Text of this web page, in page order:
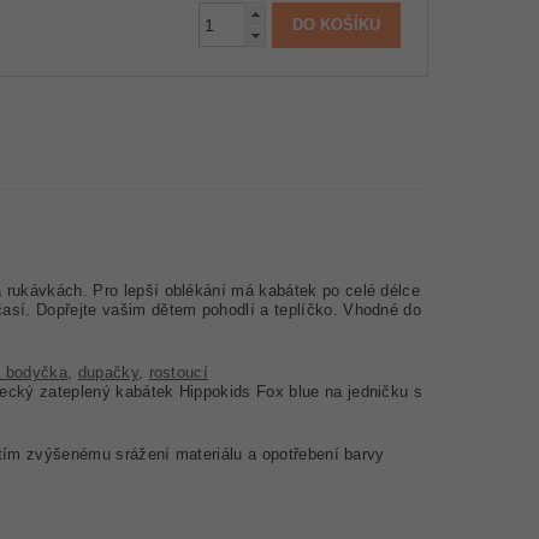
Pro lepší oblékání má kabátek po celé délce
Dopřejte vašim dětem pohodlí a teplíčko. Vhodné do
bodyčka, dupačky, rostoucí
zateplený kabátek Hippokids Fox blue na jedničku s
zvýšenému srážení materiálu a opotřebení barvy